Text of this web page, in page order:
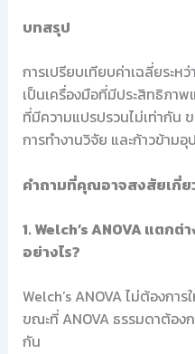
บทสรุป
การเปรียบเทียบค่าเฉลี่ยระห
เป็นเครื่องมือที่มีประสิทธิภา
ที่มีความแปรปรวนไม่เท่ากัน
การทำงานวิจัย และก้าวข้าม
คำถามที่คุณอาจสงสัยเกี่ย
1. Welch’s ANOVA แตกต่
อย่างไร?
Welch’s ANOVA ไม่ต้องกา
ขณะที่ ANOVA ธรรมดาต้อง
กัน